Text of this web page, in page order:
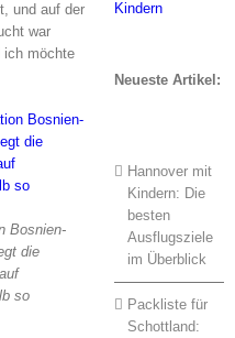
und auf der
war
ich möchte
Bosnien-
die
so
Neueste Artikel:
Hannover mit
Kindern: Die
besten
Ausflugsziele
im Überblick
Packliste für
Schottland: